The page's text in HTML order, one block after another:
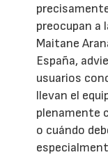
preocupan a
Maitane
España,
usuarios
llevan el
plenamente
o cuándo